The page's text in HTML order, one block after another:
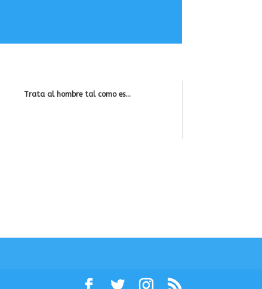
Trata al hombre tal como es...